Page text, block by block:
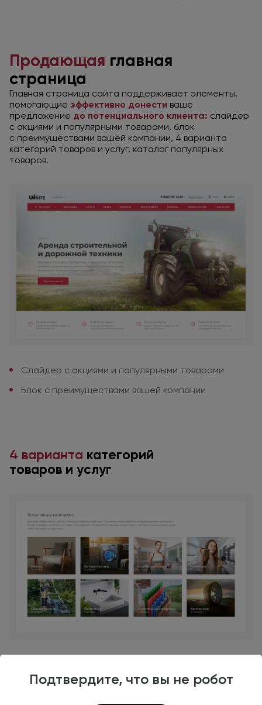
Подтвердите, что вы не робот
Продающая главная
страница
Главная страница сайта поддерживает элементы,
помогающие эффективно донести ваше
предложение до потенциального клиента: слайдер
с акциями и популярными товарами, блок
с преимуществами вашей компании, 4 варианта
категорий товаров и услуг, каталог популярных
товаров.
Слайдер с акциями и популярными товарами
Блок с преимуществами вашей компании
4 варианта категорий
товаров и услуг